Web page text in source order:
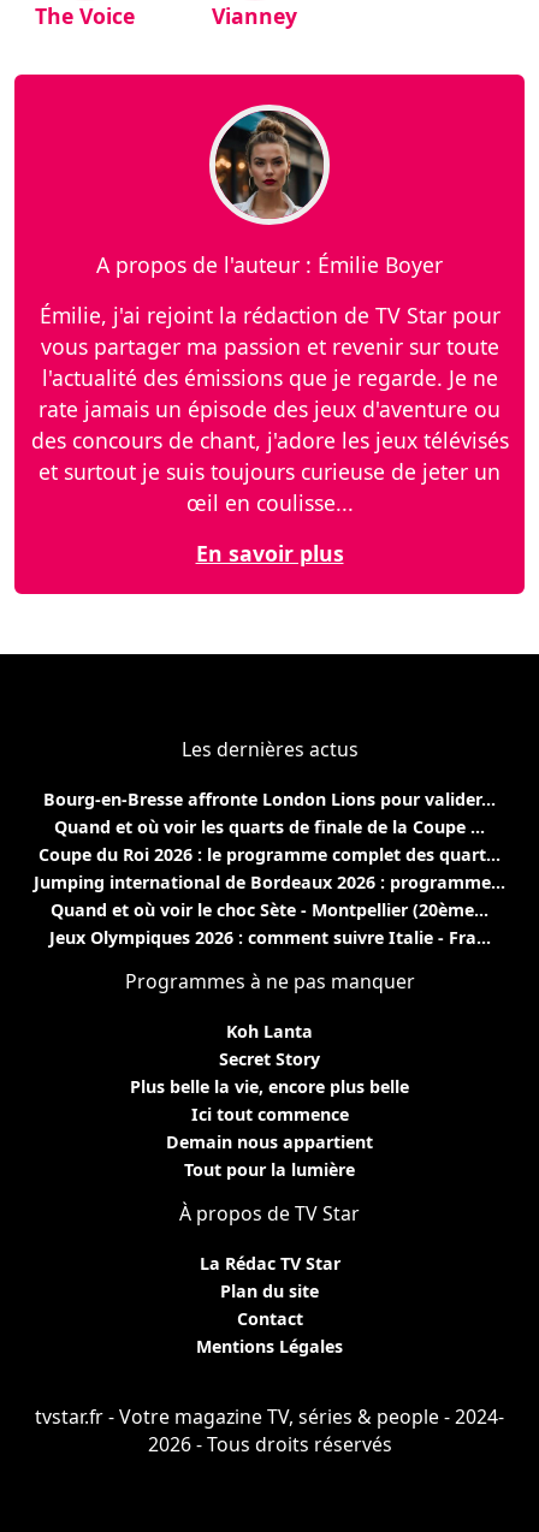
The Voice Vianney
A propos de l'auteur : Émilie Boyer
Émilie, j'ai rejoint la rédaction de TV Star pour
vous partager ma passion et revenir sur toute
l'actualité des émissions que je regarde. Je ne
rate jamais un épisode des jeux d'aventure ou
des concours de chant, j'adore les jeux télévisés
et surtout je suis toujours curieuse de jeter un
œil en coulisse...
En savoir plus
Les dernières actus
Bourg-en-Bresse affronte London Lions pour valider...
Quand et où voir les quarts de finale de la Coupe ...
Coupe du Roi 2026 : le programme complet des quart...
Jumping international de Bordeaux 2026 : programme...
Quand et où voir le choc Sète - Montpellier (20ème...
Jeux Olympiques 2026 : comment suivre Italie - Fra...
Programmes à ne pas manquer
Koh Lanta
Secret Story
Plus belle la vie, encore plus belle
Ici tout commence
Demain nous appartient
Tout pour la lumière
À propos de TV Star
La Rédac TV Star
Plan du site
Contact
Mentions Légales
tvstar.fr - Votre magazine TV, séries & people - 2024-
2026 - Tous droits réservés